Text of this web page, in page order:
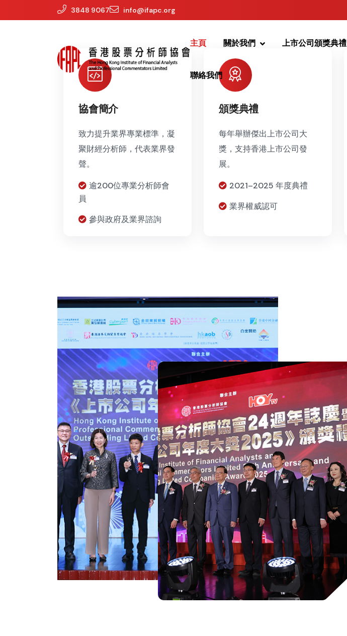
3848 9067 info@ifapc.org
主頁 關於我們 上市公司頒獎典禮
聯絡我們
協會簡介
致力提升業界專業標準，凝
聚財經分析師，代表業界發
聲。
逾200位專業分析師會
員
參與政府及業界諮詢
頒獎典禮
每年舉辦傑出上市公司大
獎，支持香港上市公司發
展。
2021–2025 年度典禮
業界權威認可